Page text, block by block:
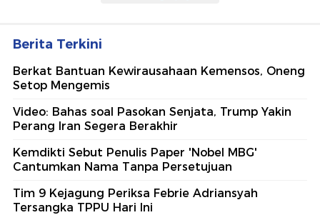
Berita Terkini
Berkat Bantuan Kewirausahaan Kemensos, Oneng
Setop Mengemis
Video: Bahas soal Pasokan Senjata, Trump Yakin
Perang Iran Segera Berakhir
Kemdikti Sebut Penulis Paper 'Nobel MBG'
Cantumkan Nama Tanpa Persetujuan
Tim 9 Kejagung Periksa Febrie Adriansyah
Tersangka TPPU Hari Ini